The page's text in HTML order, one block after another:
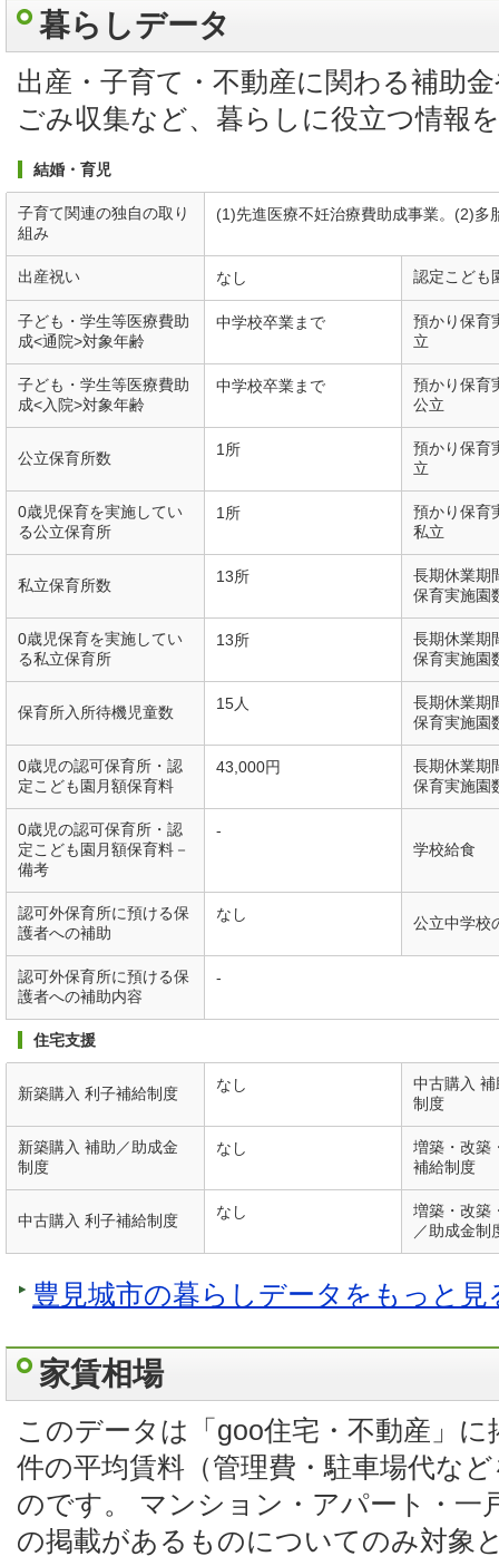
暮らしデータ
出産・子育て・不動産に関わる補助
ごみ収集など、暮らしに役立つ情報
結婚・育児
子育て関連の独自の取り
組み
(1)先進医療不妊治療費助成事業。(2)多
出産祝い なし 認定こども
子ども・学生等医療費助
成<通院>対象年齢
中学校卒業まで
預かり保育
立
子ども・学生等医療費助
成<入院>対象年齢
中学校卒業まで
預かり保育
公立
公立保育所数 1所
預かり保育
立
0歳児保育を実施してい
る公立保育所
1所
預かり保育
私立
私立保育所数 13所
長期休業期
保育実施園
0歳児保育を実施してい
る私立保育所
13所
長期休業期
保育実施園
保育所入所待機児童数 15人
長期休業期
保育実施園
0歳児の認可保育所・認
定こども園月額保育料
43,000円
長期休業期
保育実施園
0歳児の認可保育所・認
定こども園月額保育料－
備考
-
学校給食
認可外保育所に預ける保
護者への補助
なし 公立中学校
認可外保育所に預ける保
護者への補助内容
-
住宅支援
新築購入 利子補給制度 なし
中古購入
制度
新築購入 補助／助成金
制度
なし
増築・改築
補給制度
中古購入 利子補給制度 なし
増築・改築
／助成金制
豊見城市の暮らしデータをもっと見
家賃相場
このデータは「goo住宅・不動産」
件の平均賃料（管理費・駐車場代な
のです。 マンション・アパート・一
の掲載があるものについてのみ対象